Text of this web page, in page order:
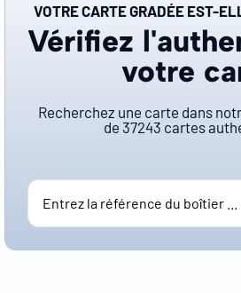
VOTRE CARTE GRADÉE EST-
Vérifiez
votre
Recherchez une carte dans
de 37243 cartes